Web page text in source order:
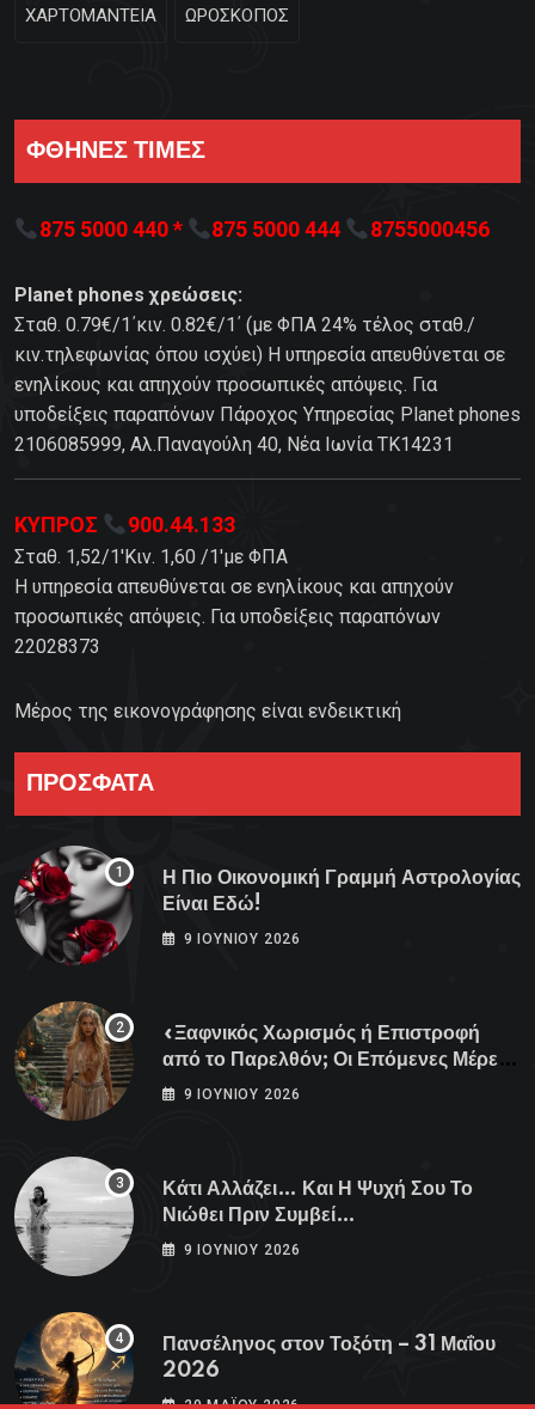
ΧΑΡΤΟΜΑΝΤΕΙΑ ΩΡΟΣΚΟΠΟΣ
ΦΘΗΝΕΣ ΤΙΜΕΣ
875 5000 440 * 875 5000 444 8755000456
Planet phones χρεώσεις:
Σταθ. 0.79€/1΄κιν. 0.82€/1΄ (με ΦΠΑ 24% τέλος σταθ./
κιν.τηλεφωνίας όπου ισχύει) Η υπηρεσία απευθύνεται σε
ενηλίκους και απηχούν προσωπικές απόψεις. Για
υποδείξεις παραπόνων Πάροχος Υπηρεσίας Planet phones
2106085999, Αλ.Παναγούλη 40, Νέα Ιωνία TK14231
ΚΥΠΡΟΣ 900.44.133
Σταθ. 1,52/1'Κιν. 1,60 /1'με ΦΠΑ
Η υπηρεσία απευθύνεται σε ενηλίκους και απηχούν
προσωπικές απόψεις. Για υποδείξεις παραπόνων
22028373
Μέρος της εικονογράφησης είναι ενδεικτική
ΠΡΟΣΦΑΤΑ
Η Πιο Οικονομική Γραμμή Αστρολογίας
Είναι Εδώ!
9 ΙΟΥΝΊΟΥ 2026
«Ξαφνικός Χωρισμός ή Επιστροφή
από το Παρελθόν; Οι Επόμενες Μέρες
Κρύβουν ΣΟΚ για αυτά τα Ζώδια»
9 ΙΟΥΝΊΟΥ 2026
Κάτι Αλλάζει… Και Η Ψυχή Σου Το
Νιώθει Πριν Συμβεί…
9 ΙΟΥΝΊΟΥ 2026
Πανσέληνος στον Τοξότη – 31 Μαΐου
2026